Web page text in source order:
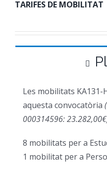
TARIFES DE MOBILITAT
Les mobilitats KA131-
aquesta convocatòria
000314596:
8 mobilitats per a
1 mobilitat per a